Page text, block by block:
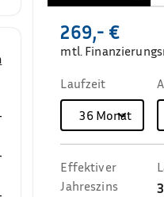
269,- €
mtl.
Laufzeit
36Monate
Effektiver
Jahreszins